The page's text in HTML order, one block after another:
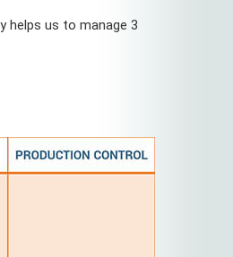
helps us to manage 3